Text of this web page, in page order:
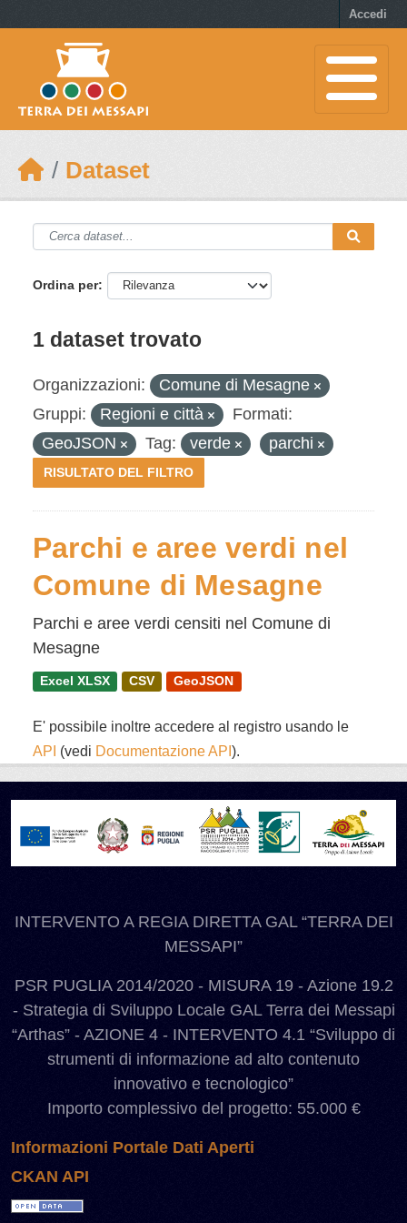
Accedi
Dataset
Ordina per
1 dataset trovato
Organizzazioni:
Comune di Mesagne
Gruppi:
Regioni e città
Formati:
GeoJSON
Tag: verde parchi
RISULTATO DEL FILTRO
Parchi e aree verdi nel
Comune di Mesagne
Parchi e aree verdi censiti nel Comune di
Mesagne
Excel XLSX CSV GeoJSON
E' possibile inoltre accedere al registro usando le
API (vedi Documentazione API ).
INTERVENTO A REGIA DIRETTA GAL “TERRA DEI
MESSAPI”
PSR PUGLIA 2014/2020 - MISURA 19 - Azione 19.2
- Strategia di Sviluppo Locale GAL Terra dei Messapi
“Arthas” - AZIONE 4 - INTERVENTO 4.1 “Sviluppo di
strumenti di informazione ad alto contenuto
innovativo e tecnologico”
Importo complessivo del progetto: 55.000 €
Informazioni Portale Dati Aperti
CKAN API